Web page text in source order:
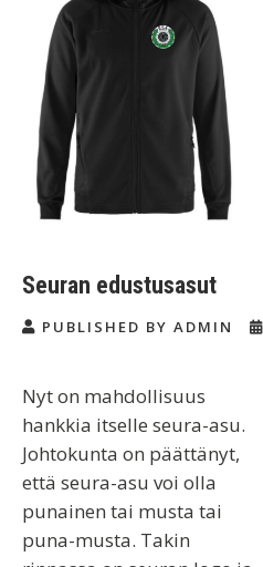
Seuran edustusasut
PUBLISHED BY ADMIN
Nyt on mahdollisuus
hankkia itselle seura-asu.
Johtokunta on päättänyt,
että seura-asu voi olla
punainen tai musta tai
puna-musta. Takin